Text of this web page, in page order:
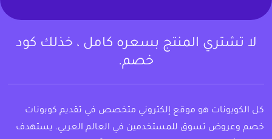
لا تشتري المنتج بسعره كامل ، خذلك كود
خصم.
كل الكوبونات هو موقع إلكتروني متخصص في تقديم كوبونات
خصم وعروض تسوق للمستخدمين في العالم العربي. يستهدف